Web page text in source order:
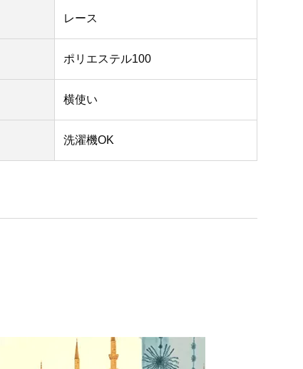
レース
ポリエステル100
横使い
洗濯機OK